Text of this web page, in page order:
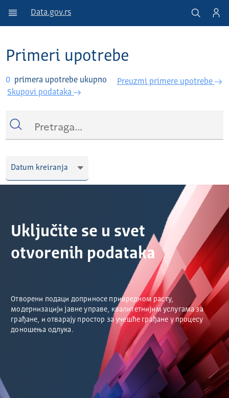
Data.gov.rs
Primeri upotrebe
0 primera upotrebe ukupno
Skupovi podataka
Preuzmi primere upotrebe
Uključite se u svet
otvorenih podataka
Отворени подаци доприносе привредном расту,
модернизацији јавне управе, квалитетнијим услугама за
грађане, и отварају простор за учешће грађане у процесу
доношења одлука.